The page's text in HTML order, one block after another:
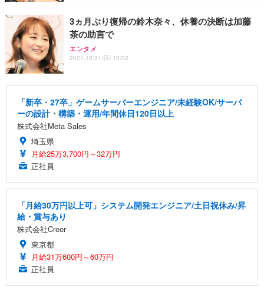
3ヵ月ぶり復帰の鈴木奈々、休養の決断は加藤
茶の助言で
エンタメ
2021.10.31(日) 13:02
「新卒・27卒」ゲームサーバーエンジニア/未経験OK/サーバ
ーの設計・構築・運用/年間休日120日以上
株式会社Meta Sales
埼玉県
月給25万3,700円～32万円
正社員
「月給30万円以上可」システム開発エンジニア/土日祝休み/昇
給・賞与あり
株式会社Creer
東京都
月給31万600円～60万円
正社員